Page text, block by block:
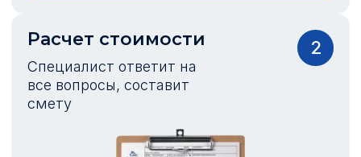
Расчет стоимости
Специалист ответит на
все вопросы, составит
смету
2